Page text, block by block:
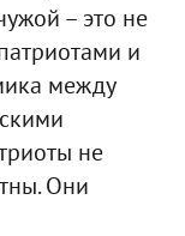
– это не
и
между
не
Они